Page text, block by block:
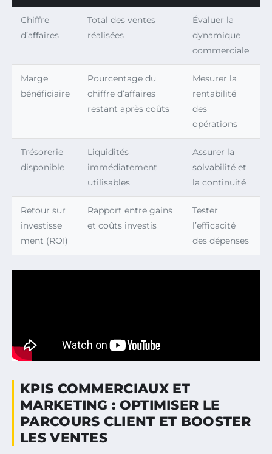
Chiffre
d’affaires
Total des ventes
réalisées
Évaluer la
dynamique
commerciale
Marge
bénéficiaire
Pourcentage du
chiffre d’affaires
restant après coûts
Mesurer la
rentabilité
des
opérations
Trésorerie
disponible
Liquidités
immédiatement
utilisables
Assurer la
solvabilité et
la continuité
Retour sur
investisse
ment (ROI)
Rapport entre gains
et coûts investis
Tester
l’efficacité
des dépenses
KPIS COMMERCIAUX ET
MARKETING : OPTIMISER LE
PARCOURS CLIENT ET BOOSTER
LES VENTES